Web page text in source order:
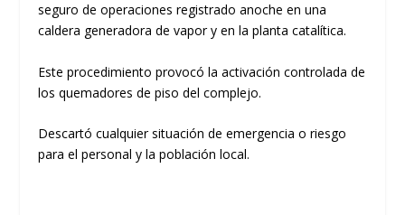
seguro de operaciones registrado anoche en una
caldera generadora de vapor y en la planta catalítica.
Este procedimiento provocó la activación controlada de
los quemadores de piso del complejo.
Descartó cualquier situación de emergencia o riesgo
para el personal y la población local.